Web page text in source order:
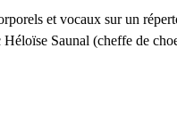
et vocaux sur un
Héloïse Saunal (cheffe de